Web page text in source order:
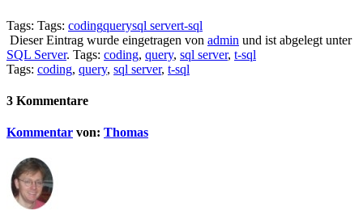
Tags: Tags: codingquerysql servert-sql
Dieser Eintrag wurde eingetragen von admin und ist abgelegt unter
SQL Server. Tags: coding, query, sql server, t-sql
Tags: coding, query, sql server, t-sql
3 Kommentare
Kommentar von: Thomas